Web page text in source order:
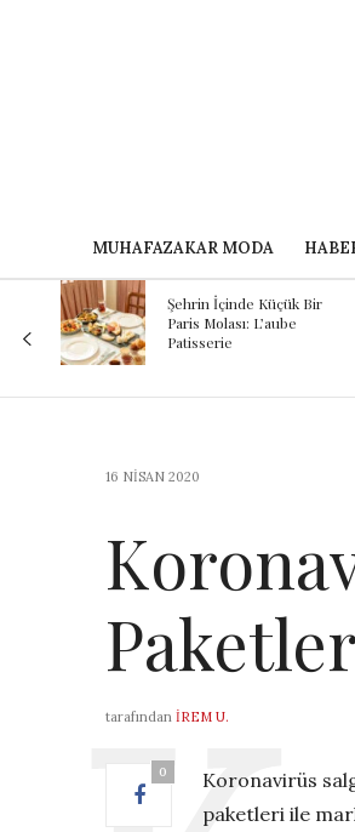
MUHAFAZAKAR MODA
“Lezzetin Ardındaki
Hikâye: Kadırgalı”
16 NISAN 2020
tarafından İREM U.
0
Koronavirüs
paketleri ile